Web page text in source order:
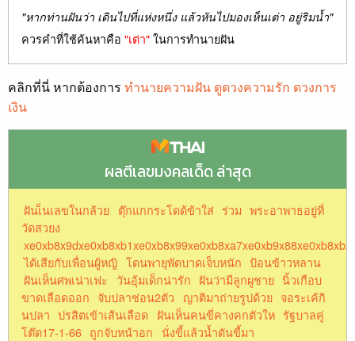
"หากท่านฝันว่า เดินไปที่แห่งหนึ่ง แล้วหันไปมองเห็นเต่า อยู่ริมน้ำ"
ควรคำที่ใช้ค้นหาคือ "เต่า"ในการทำนายฝัน
คลิกที่นี่ หากต้องการ ทำนายความฝัน ดูดวงความรัก ดวงการ
เงิน
ผลตีเลขมงคลเด็ด ล่าสุด
ฝันเ็นเลขในกล้วย ตุ๊กแกกระโดด้ข้าใส่ ร่วม พระอาพาธอยู่ที่
วัดสวยง
ได้เสียกับเพื่อนผู้หญิ โดนพายุพัดบาดเจ็บหนัก ป้อนข้าวหลาน
ฝันเห็นศพเน่าเฟะ
วันอุ้มเด็กน่ารัก ฝันว่ามีลูกผูชาย นิ้วเกือบ
ขาดเลือดออก จับปลาช่อน2ตัว ญาติมาถ่ายรูปด้วย จอระเค้กิ
นปลา ปรสิตเข้าเส้นเลือด ฝันเห็นคนขี่คางคกตัวให รัฐบาลคู่
โต๊ด17-1-66 ถูกจับหน้าอก นั่งขี้แล้วน้ำดันขี้มา